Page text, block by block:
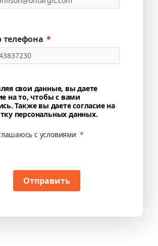
телефона
свои данные, вы даете
на то, чтобы с вами
Также вы даете согласие на
персональных данных.
с условиями
Отправить